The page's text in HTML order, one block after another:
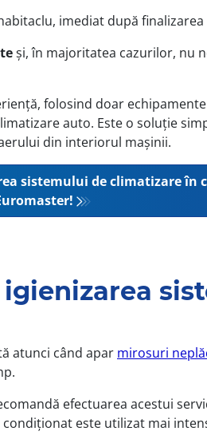
imediat după
și, în majoritatea cazurilor, nu
folosind doar
auto. Este o soluție
din interiorul mașinii.
sistemului de climatizare în
atunci când apar mirosuri
efectuarea acestui
este utilizat mai